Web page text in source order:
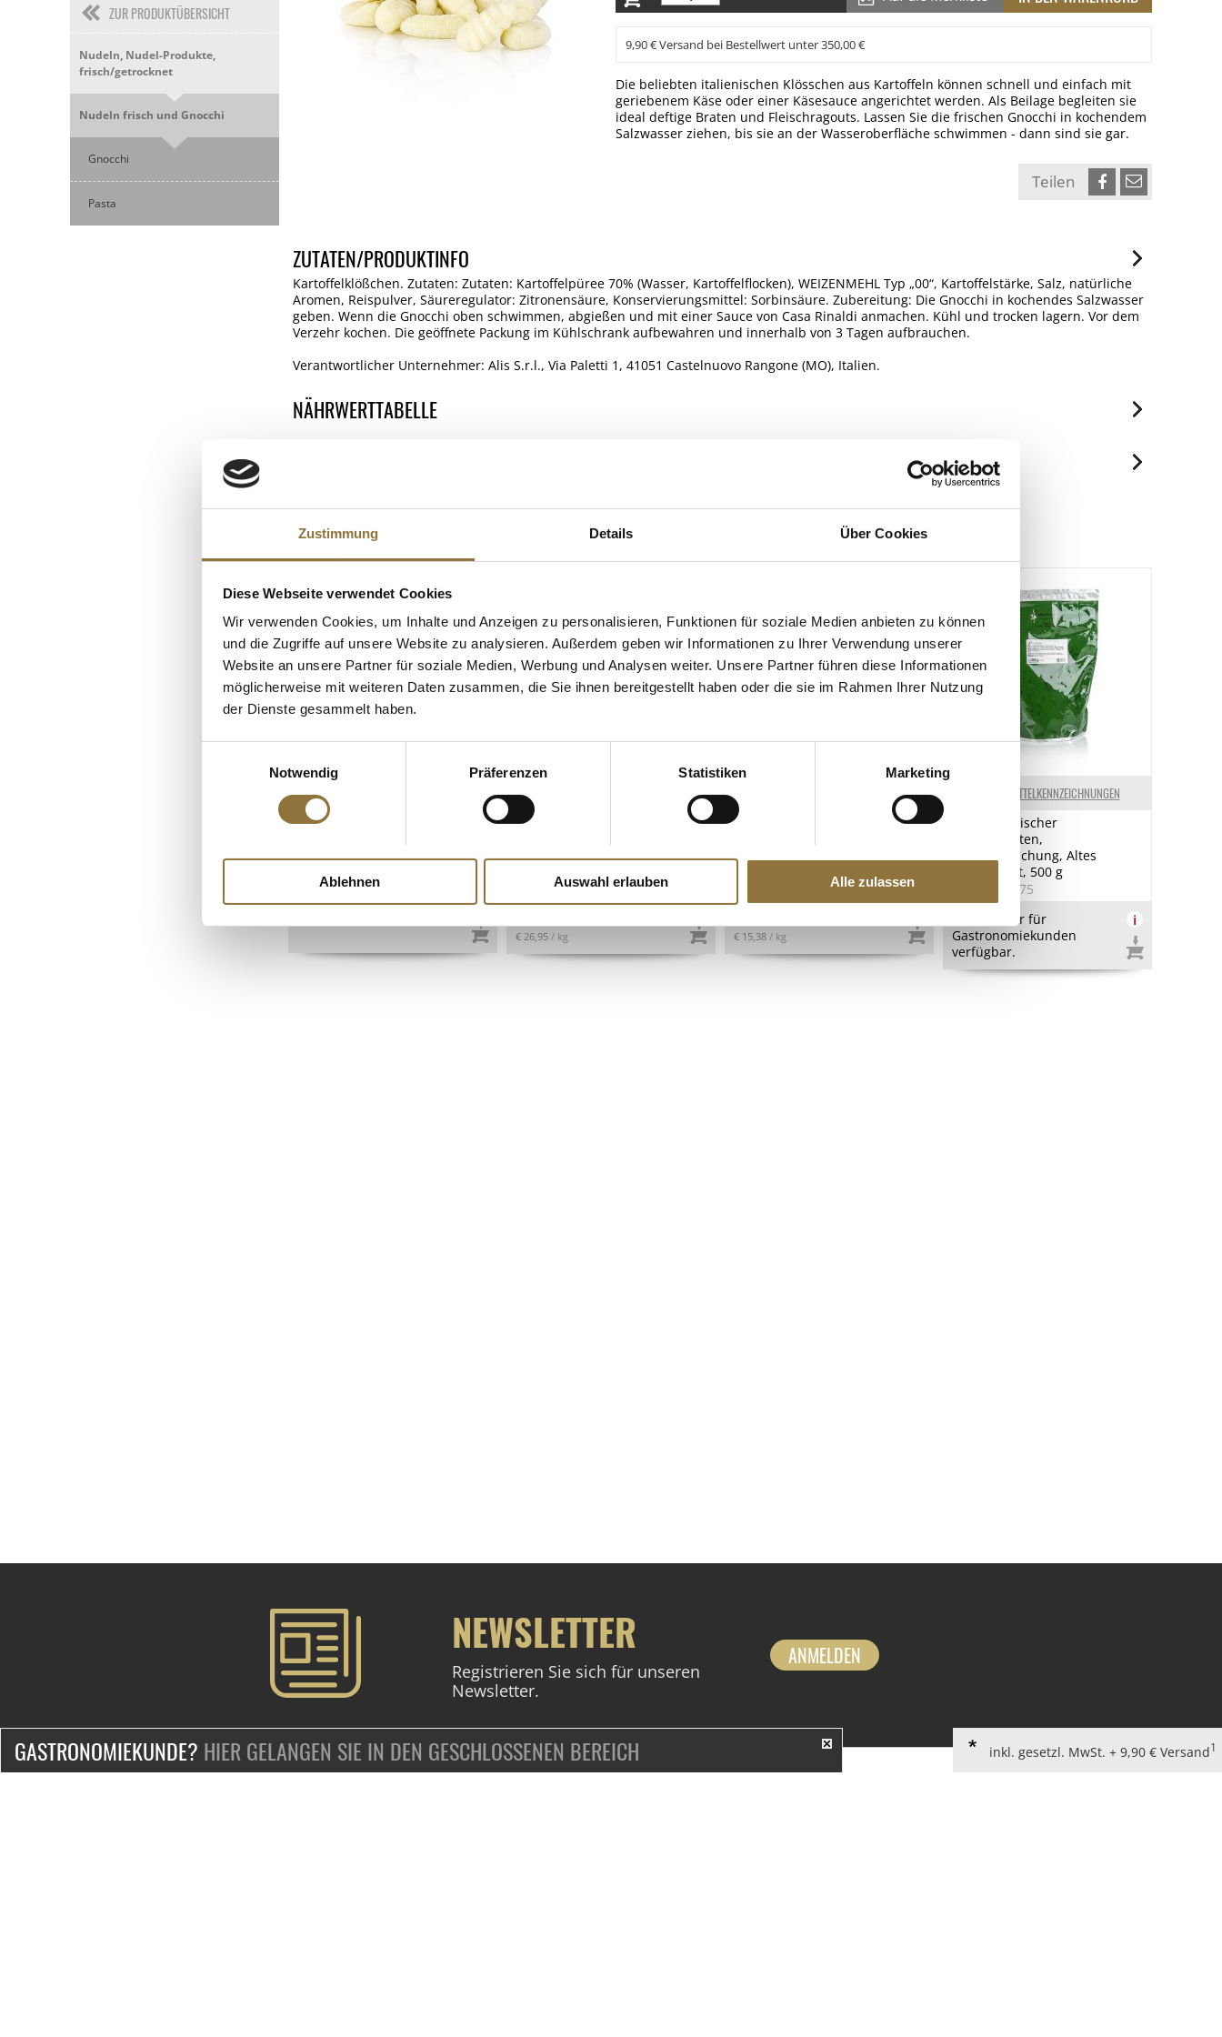
Zustimmung Details Über Cookies
Diese Webseite verwendet Cookies
Wir verwenden Cookies, um Inhalte und Anzeigen zu personalisieren, Funktionen für soziale Medien anbieten zu können
und die Zugriffe auf unsere Website zu analysieren. Außerdem geben wir Informationen zu Ihrer Verwendung unserer
Website an unsere Partner für soziale Medien, Werbung und Analysen weiter. Unsere Partner führen diese Informationen
möglicherweise mit weiteren Daten zusammen, die Sie ihnen bereitgestellt haben oder die sie im Rahmen Ihrer Nutzung
der Dienste gesammelt haben.
Notwendig
Präferenzen Statistiken Marketing
Ablehnen Auswahl erlauben Alle zulassen
ZUR PRODUKTÜBERSICHT
Nudeln, Nudel-Produkte,
frisch/getrocknet
Nudeln frisch und Gnocchi
Gnocchi
Pasta
9,90 € Versand bei Bestellwert unter 350,00 €
Die beliebten italienischen Klösschen aus Kartoffeln können schnell und einfach mit
geriebenem Käse oder einer Käsesauce angerichtet werden. Als Beilage begleiten sie
ideal deftige Braten und Fleischragouts. Lassen Sie die frischen Gnocchi in kochendem
Salzwasser ziehen, bis sie an der Wasseroberfläche schwimmen - dann sind sie gar.
Teilen
ZUTATEN/PRODUKTINFO
Kartoffelklößchen. Zutaten: Zutaten: Kartoffelpüree 70% (Wasser, Kartoffelflocken), WEIZENMEHL Typ „00“, Kartoffelstärke, Salz, natürliche
Aromen, Reispulver, Säureregulator: Zitronensäure, Konservierungsmittel: Sorbinsäure. Zubereitung: Die Gnocchi in kochendes Salzwasser
geben. Wenn die Gnocchi oben schwimmen, abgießen und mit einer Sauce von Casa Rinaldi anmachen. Kühl und trocken lagern. Vor dem
Verzehr kochen. Die geöffnete Packung im Kühlschrank aufbewahren und innerhalb von 3 Tagen aufbrauchen.
Verantwortlicher Unternehmer: Alis S.r.l., Via Paletti 1, 41051 Castelnuovo Rangone (MO), Italien.
NÄHRWERTTABELLE
663 kJ/156 kcal
davon gesättigte Fettsäuren
Kohlenhydrate
davon Zucker
Eiweiß
Salz
Glutenhaltige Getreide (Weizen)
KUNDEN KAUFTEN AUCH
LEBENSMITTELKENNZEICHNUNGEN
Linsen, weiß, Urid-Dal/
halbiert, 1 kg
Art.Nr.:16640
Lardo - Toskanischer Speck,
Art.Nr.:44353
€ 26,95 / kg
LEBENSMITTELKENNZEICHNUNGEN
Frische Tortelloni mit Käse-
€ 15,38 / kg
LEBENSMITTELKENNZEICHNUNGEN
Mallorquinischer
Kräutergarten,
Gewürzmischung, Altes
Gewürzamt, 500 g
Art.Nr.:40575
Produkt nur für
Gastronomiekunden
verfügbar.
i
NEWSLETTER
Registrieren Sie sich für unseren
Newsletter.
ANMELDEN
GASTRONOMIEKUNDE? HIER GELANGEN SIE IN DEN GESCHLOSSENEN BEREICH inkl. gesetzl. MwSt. + 9,90 € Versand1